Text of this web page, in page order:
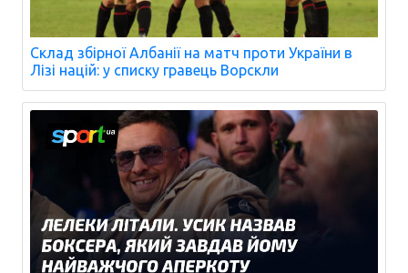
Склад збірної Албанії на матч проти України в
Лізі націй: у списку гравець Ворскли